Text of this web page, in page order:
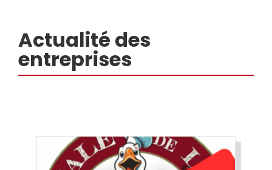
Actualité des
entreprises